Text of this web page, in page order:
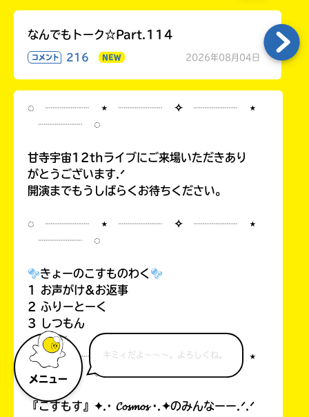
メニュー
キミィだよ～～～。よろしくね。
なんでもトーク☆Part.114
コメント 216 NEW 2026年08月04日
◌ ┈┈┈┈ ⋆ ┈┈┈┈ ✧ ┈┈┈┈ ⋆
┈┈┈┈ ◌
甘寺宇宙12thライブにご来場いただきあり
がとうございます.ᐟ
開演までもうしばらくお待ちください。
◌ ┈┈┈┈ ⋆ ┈┈┈┈ ✧ ┈┈┈┈ ⋆
┈┈┈┈ ◌
きょーのこすものわく
1 お声がけ&お返事
2 ふりーとーく
3 しつもん
◌ ┈┈┈┈ ⋆ ┈┈┈┈ ✧ ┈┈┈┈ ⋆
┈┈┈┈ ◌
『こすもす』✦.· 𝓒𝓸𝓼𝓶𝓸𝓼 ·.✦のみんなーー.ᐟ.ᐟ